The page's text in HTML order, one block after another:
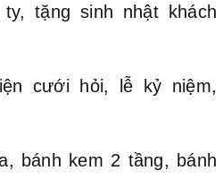
tặng sinh nhật khách
cưới hỏi, lễ kỷ niệm,
bánh kem 2 tầng, bánh